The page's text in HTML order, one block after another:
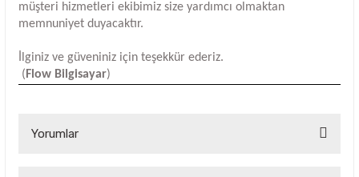
müşteri hizmetleri ekibimiz size yardımcı olmaktan
memnuniyet duyacaktır.
İlginiz ve güveniniz için teşekkür ederiz.
( Flow Bilgisayar)
Yorumlar